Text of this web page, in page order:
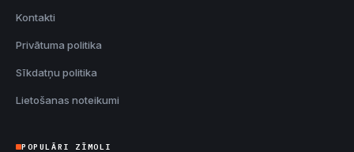
Kontakti
Privātuma politika
Sīkdatņu politika
Lietošanas noteikumi
POPULĀRI ZĪMOLI